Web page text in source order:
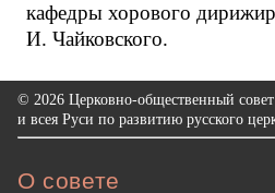
кафедры хорового
И. Чайковского.
© 2026 Церковно-общественный
и всея Руси по развитию русского
О совете